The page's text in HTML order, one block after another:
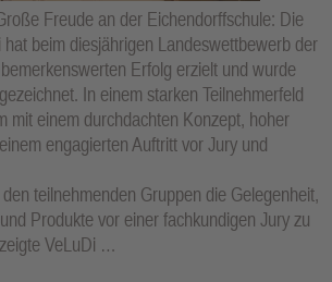
Freude an der Eichendorffschule: Die
beim diesjährigen Landeswettbewerb der
Erfolg erzielt und wurde
In einem starken Teilnehmerfeld
mit einem durchdachten Konzept, hoher
engagierten Auftritt vor Jury und
teilnehmenden Gruppen die Gelegenheit,
Produkte vor einer fachkundigen Jury zu
VeLuDi …